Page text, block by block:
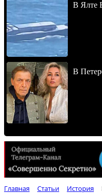
В Ялте
В
Главная Статьи История